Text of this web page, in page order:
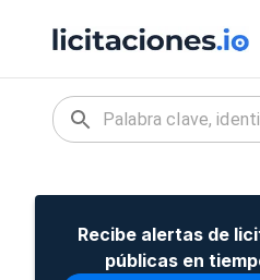
Recibe alertas de
públicas en